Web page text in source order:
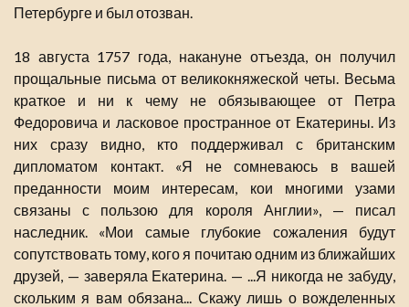
Петербурге и был отозван.
18 августа 1757 года, накануне отъезда, он получил
прощальные письма от великокняжеской четы. Весьма
краткое и ни к чему не обязывающее от Петра
Федоровича и ласковое пространное от Екатерины. Из
них сразу видно, кто поддерживал с британским
дипломатом контакт. «Я не сомневаюсь в вашей
преданности моим интересам, кои многими узами
связаны с пользою для короля Англии», — писал
наследник. «Мои самые глубокие сожаления будут
сопутствовать тому, кого я почитаю одним из ближайших
друзей, — заверяла Екатерина. — ...Я никогда не забуду,
скольким я вам обязана... Скажу лишь о вожделенных